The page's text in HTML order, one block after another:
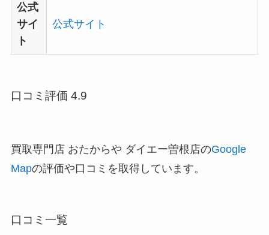
公式
サイ
ト
公式サイト
口コミ評価 4.9
買取専門店 おたからや ダイエー曽根店のGoogle
Mapの評価や口コミを取得しています。
口コミ一覧